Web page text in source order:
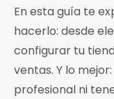
En esta guía te
hacerlo: desde
configurar tu
ventas. Y lo
profesional ni